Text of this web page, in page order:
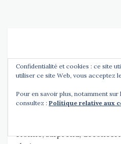
LES JOURS SE
02/
Il s’agit là d’un aspect de
étonne, surprend,
Confidentialité et cookies : ce site
utiliser ce site Web, vous acceptez
Pour en savoir plus, notamment
consultez : Politique relative aux